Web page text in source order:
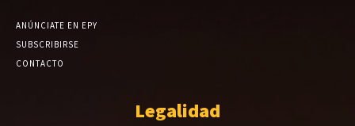
ANÚNCIATE EN EPY
SUBSCRIBIRSE
CONTACTO
Legalidad